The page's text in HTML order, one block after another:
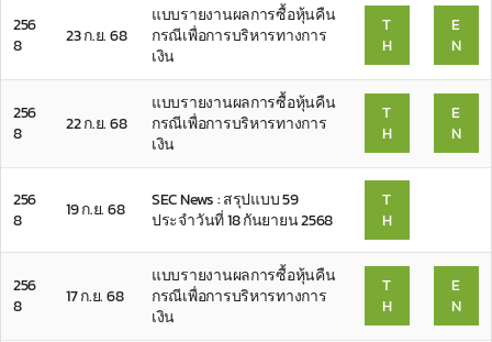
256
8
23 ก.ย. 68
แบบรายงานผลการซื้อหุ้นคืน
กรณีเพื่อการบริหารทางการ
เงิน
T
H
E
N
256
8
22 ก.ย. 68
แบบรายงานผลการซื้อหุ้นคืน
กรณีเพื่อการบริหารทางการ
เงิน
T
H
E
N
256
8
19 ก.ย. 68
SEC News : สรุปแบบ 59
ประจำวันที่ 18 กันยายน 2568
T
H
256
8
17 ก.ย. 68
แบบรายงานผลการซื้อหุ้นคืน
กรณีเพื่อการบริหารทางการ
เงิน
T
H
E
N